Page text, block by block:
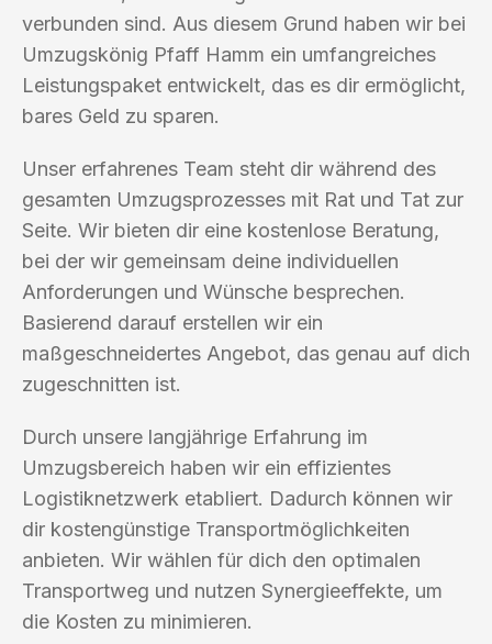
verbunden sind. Aus diesem Grund haben wir bei
Umzugskönig Pfaff Hamm ein umfangreiches
Leistungspaket entwickelt, das es dir ermöglicht,
bares Geld zu sparen.
Unser erfahrenes Team steht dir während des
gesamten Umzugsprozesses mit Rat und Tat zur
Seite. Wir bieten dir eine kostenlose Beratung,
bei der wir gemeinsam deine individuellen
Anforderungen und Wünsche besprechen.
Basierend darauf erstellen wir ein
maßgeschneidertes Angebot, das genau auf dich
zugeschnitten ist.
Durch unsere langjährige Erfahrung im
Umzugsbereich haben wir ein effizientes
Logistiknetzwerk etabliert. Dadurch können wir
dir kostengünstige Transportmöglichkeiten
anbieten. Wir wählen für dich den optimalen
Transportweg und nutzen Synergieeffekte, um
die Kosten zu minimieren.